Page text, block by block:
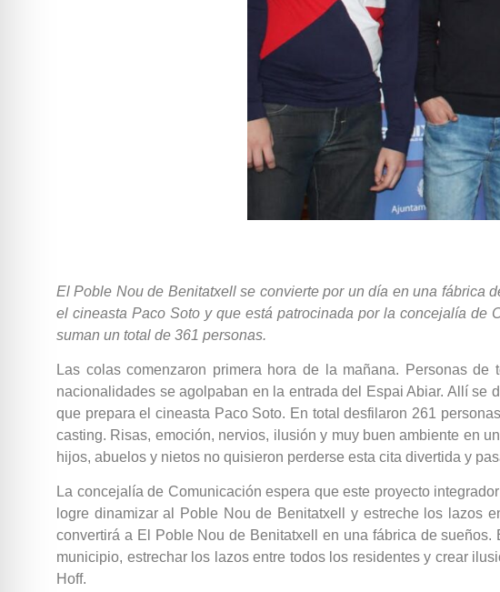
El Poble Nou de Benitatxell se convierte por un día en una fábrica
el cineasta Paco Soto y que está patrocinada por la concejalía de
suman un total de 361 personas.
Las colas comenzaron primera hora de la mañana. Personas
nacionalidades se agolpaban en la entrada del Espai Abiar. Allí se
que prepara el cineasta Paco Soto. En total desfilaron 261
casting. Risas, emoción, nervios, ilusión y muy buen ambiente en
hijos, abuelos y nietos no quisieron perderse esta cita divertida y
La concejalía de Comunicación espera que este proyecto
logre dinamizar al Poble Nou de Benitatxell y estreche los lazos
convertirá a El Poble Nou de Benitatxell en una fábrica de
municipio, estrechar los lazos entre todos los residentes y crear
Hoff.